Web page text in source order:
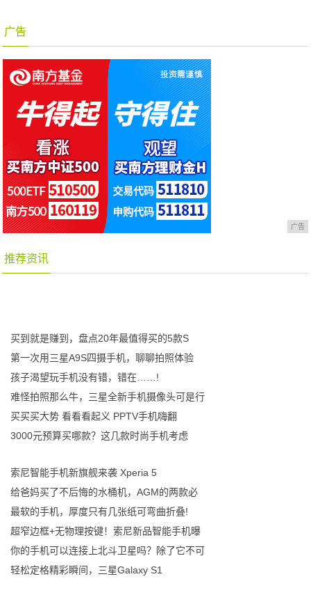
广告
广告
推荐资讯
买到就是赚到，盘点20年最值得买的5款S
第一次用三星A9S四摄手机，聊聊拍照体验
孩子渴望玩手机没有错，错在……!
难怪拍照那么牛，三星全新手机摄像头可是行
买买买大势 看看看起义 PPTV手机嗨翻
3000元预算买哪款？这几款时尚手机考虑
索尼智能手机新旗舰来袭 Xperia 5
给爸妈买了不后悔的水桶机，AGM的两款必
最软的手机，厚度只有几张纸可弯曲折叠!
超窄边框+无物理按键！索尼新品智能手机曝
你的手机可以连接上北斗卫星吗？除了它不可
轻松定格精彩瞬间，三星Galaxy S1